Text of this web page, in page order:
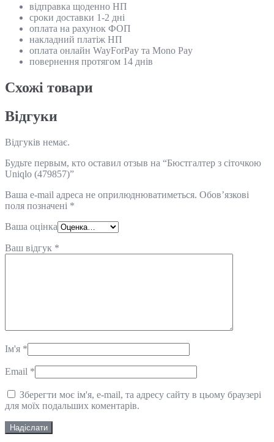
відправка щоденно НП
сроки доставки 1-2 дні
оплата на рахунок ФОП
накладний платіж НП
оплата онлайн WayForPay та Mono Pay
повернення протягом 14 днів
Схожi товари
Відгуки
Відгуків немає.
Будьте первым, кто оставил отзыв на “Бюстгалтер з сіточкою
Uniqlo (479857)”
Ваша e-mail адреса не оприлюднюватиметься. Обов’язкові
поля позначені *
Ваша оцінка
Ваш відгук *
Ім'я *
Email *
Зберегти моє ім'я, e-mail, та адресу сайту в цьому браузері
для моїх подальших коментарів.